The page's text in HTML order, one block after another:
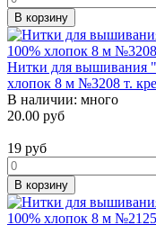
В корзину
Нитки для вышивания "
хлопок 8 м №3208 т.
В наличии: много
20.00 руб
19 руб
В корзину